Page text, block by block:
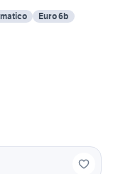
Euro 6b